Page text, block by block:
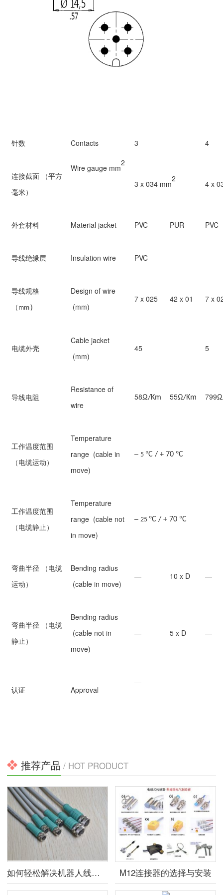
针数 Contacts 3 4
连接截面 （平方
毫米）
Wire gauge mm
2
3 x 034 mm
2
4 x
外套材料 Material jacket PVC PUR PVC
导线绝缘层 Insulation wire PVC
导线规格
（ mm）
Design of wire
(mm)
7 x 025 42 x 01 7 x
电缆外壳
Cable jacket
(mm)
45 5
导线电阻
Resistance of
wire
58Ω/Km 55Ω/Km 799Ω
工作温度范围
（电缆运动）
Temperature
range (cable in
move)
– 5 °C / + 70 °C
工作温度范围
（电缆静止）
Temperature
range (cable not
in move)
–25 °C / + 70 °C
弯曲半径 （电缆
运动）
Bending radius
(cable in move)
— 10 x D —
弯曲半径 （电缆
静止）
Bending radius
(cable not in
move)
— 5 x D —
认证 Approval
—
推荐产品 / HOT PRODUCT
如何轻松解决机器人线束问题? M12连接器的选择与安装